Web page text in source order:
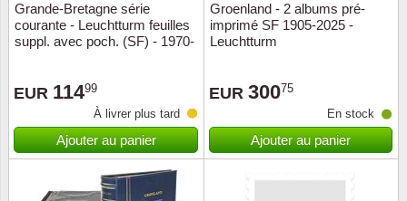
Grande-Bretagne série
courante - Leuchtturm feuilles
suppl. avec poch. (SF) - 1970-
EUR 11499
À livrer plus tard
Ajouter au panier
Groenland - 2 albums pré-
imprimé SF 1905-2025 -
Leuchtturm
EUR 30075
En stock
Ajouter au panier
Malte